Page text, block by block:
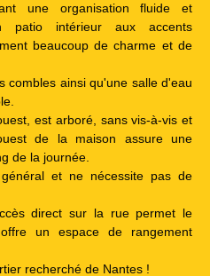
une organisation fluide et
patio intérieur aux accents
beaucoup de charme et de
combles ainsi qu'une salle d'eau
est arboré, sans vis-à-vis et
de la maison assure une
de la journée.
et ne nécessite pas de
direct sur la rue permet le
un espace de rangement
recherché de Nantes !